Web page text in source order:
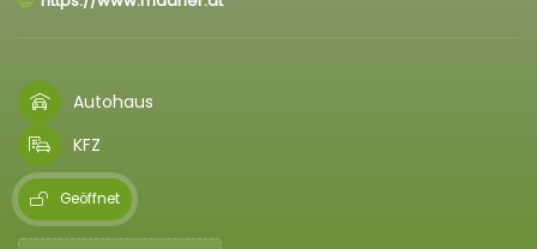
Autohaus
KFZ
Geöffnet